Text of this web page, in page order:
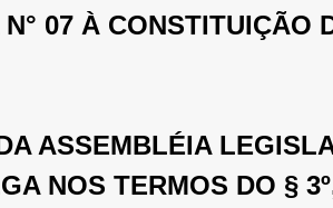
N° 07 À CONSTITUIÇÃO
ASSEMBLÉIA
NOS TERMOS DO §